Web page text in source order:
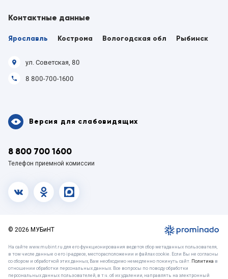
Версия для слабовидящих
8 800 700 1600
Телефон приемной комиссии
vk.com
Контактные данные
Ярославль Кострома Вологодская обл Рыбинск
ул. Советская, 80
8 800-700-1600
© 2026 МУБиНТ
На сайте www.mubint.ru для его функционирования ведется сбор метаданных пользователя,
в том числе данные о его ip-адресе, месторасположении и файлах cookie. Если Вы не согласны
со сбором и обработкой этих данных, Вам необходимо немедленно покинуть сайт. Политика в
отношении обработки персональных данных. Все вопросы по поводу обработки
персональных данных пользователей, в т.ч. об их удалении, направлять на электронный